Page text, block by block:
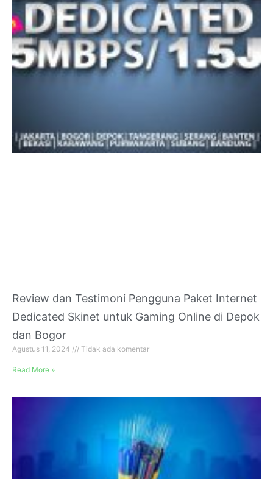
Review dan Testimoni Pengguna Paket Internet
Dedicated Skinet untuk Gaming Online di Depok
dan Bogor
Agustus 11, 2024 Tidak ada komentar
Read More »